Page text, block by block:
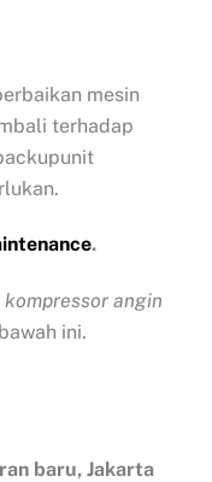
mesin
terhadap
.
kompressor angin
ini.
baru, Jakarta